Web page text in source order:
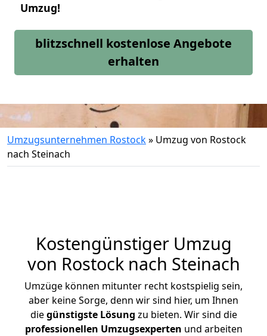
Umzug!
blitzschnell kostenlose Angebote
erhalten
Umzugsunternehmen Rostock» Umzug von Rostock
nach Steinach
Kostengünstiger Umzug
von Rostock nach Steinach
Umzüge können mitunter recht kostspielig sein,
aber keine Sorge, denn wir sind hier, um Ihnen
diegünstigste Lösung zu bieten. Wir sind die
professionellen Umzugsexperten und arbeiten